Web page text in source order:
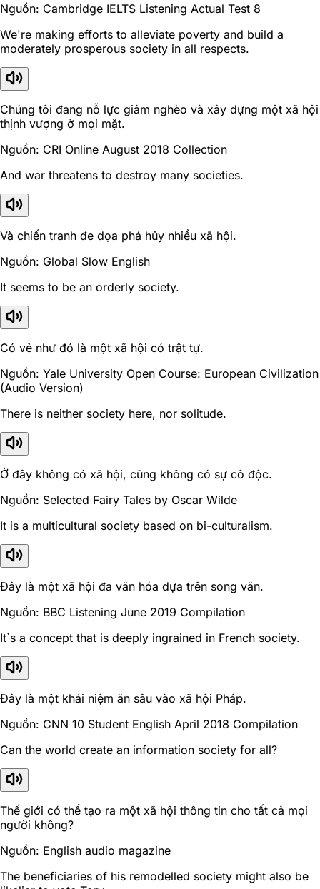
Nguồn: Cambridge IELTS Listening Actual Test 8
We're making efforts to alleviate poverty and build a
moderately prosperous society in all respects.
Chúng tôi đang nỗ lực giảm nghèo và xây dựng một xã hội
thịnh vượng ở mọi mặt.
Nguồn: CRI Online August 2018 Collection
And war threatens to destroy many societies.
Và chiến tranh đe dọa phá hủy nhiều xã hội.
Nguồn: Global Slow English
It seems to be an orderly society.
Có vẻ như đó là một xã hội có trật tự.
Nguồn: Yale University Open Course: European Civilization
(Audio Version)
There is neither society here, nor solitude.
Ở đây không có xã hội, cũng không có sự cô độc.
Nguồn: Selected Fairy Tales by Oscar Wilde
It is a multicultural society based on bi-culturalism.
Đây là một xã hội đa văn hóa dựa trên song văn.
Nguồn: BBC Listening June 2019 Compilation
It`s a concept that is deeply ingrained in French society.
Đây là một khái niệm ăn sâu vào xã hội Pháp.
Nguồn: CNN 10 Student English April 2018 Compilation
Can the world create an information society for all?
Thế giới có thể tạo ra một xã hội thông tin cho tất cả mọi
người không?
Nguồn: English audio magazine
The beneficiaries of his remodelled society might also be